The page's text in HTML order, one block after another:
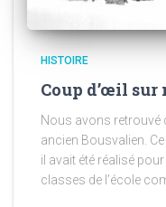
HISTOIRE
Coup d’œil sur
Nous avons retrouvé
ancien Bousvalien.
il avait été réalisé
classes de l’école